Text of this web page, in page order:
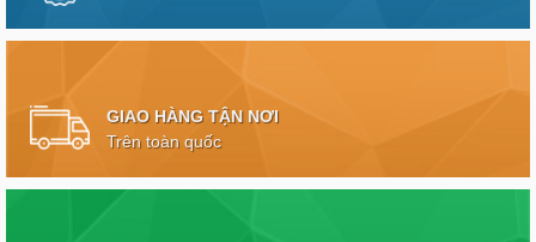
GIAO HÀNG TẬN NƠI
Trên toàn quốc